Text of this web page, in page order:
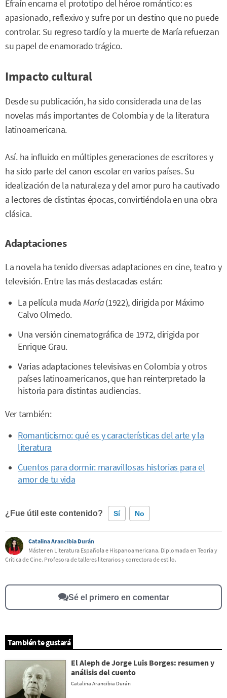
Efraín encarna el prototipo del héroe romántico: es
apasionado, reflexivo y sufre por un destino que no puede
controlar. Su regreso tardío y la muerte de María refuerzan
su papel de enamorado trágico.
Impacto cultural
Desde su publicación, ha sido considerada una de las
novelas más importantes de Colombia y de la literatura
latinoamericana.
Así. ha influido en múltiples generaciones de escritores y
ha sido parte del canon escolar en varios países. Su
idealización de la naturaleza y del amor puro ha cautivado
a lectores de distintas épocas, convirtiéndola en una obra
clásica.
Adaptaciones
La novela ha tenido diversas adaptaciones en cine, teatro y
televisión. Entre las más destacadas están:
La película muda María(1922), dirigida por Máximo
Calvo Olmedo.
Una versión cinematográfica de 1972, dirigida por
Enrique Grau.
Varias adaptaciones televisivas en Colombia y otros
países latinoamericanos, que han reinterpretado la
historia para distintas audiencias.
Ver también:
Romanticismo: qué es y características del arte y la
literatura
Cuentos para dormir: maravillosas historias para el
amor de tu vida
¿Fue útil este contenido? Sí No
Este contenido contiene información incorrecta
Otro
Catalina Arancibia Durán
Máster en Literatura Española e Hispanoamericana. Diplomada en Teoría y
Crítica de Cine. Profesora de talleres literarios y correctora de estilo.
Sé el primero en comentar
También te gustará
El Aleph de Jorge Luis Borges: resumen y
análisis del cuento
Catalina Arancibia Durán